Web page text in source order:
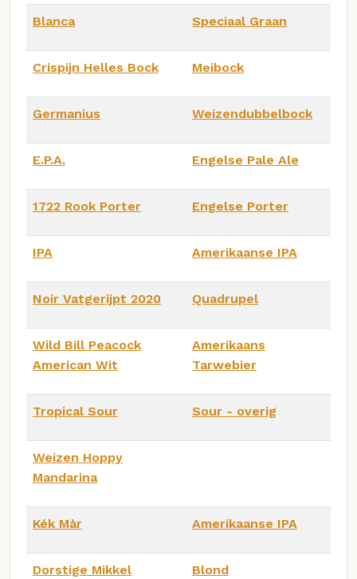
Blanca Speciaal Graan
Crispijn Helles Bock Meibock
Germanius Weizendubbelbock
E.P.A. Engelse Pale Ale
1722 Rook Porter Engelse Porter
IPA Amerikaanse IPA
Noir Vatgerijpt 2020 Quadrupel
Wild Bill Peacock
American Wit
Amerikaans
Tarwebier
Tropical Sour Sour - overig
Weizen Hoppy
Mandarina
Kék Màr Amerikaanse IPA
Dorstige Mikkel Blond